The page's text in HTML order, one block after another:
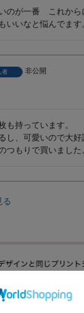
のが一番　これから
いいなと悩んでます
者
非公開
も持っています。
し、可愛いので大好
つもりで買いました
る